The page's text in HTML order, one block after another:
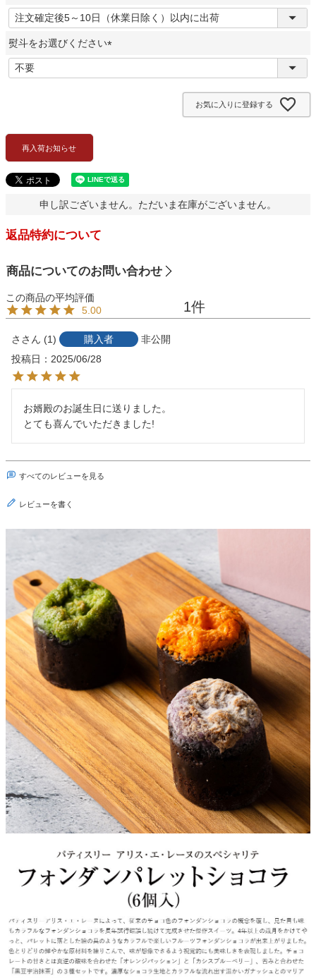
(
必
)
熨斗をお選びください
必
お気に入りに登録する
再入荷お知らせ
申し訳ございません。ただいま在庫がございません。
返品特約について
商品についてのお問い合わせ
5.00 1
さ 1 購入者
非公開
投稿日
2025/06/28
お婿殿のお誕生日に送りました。
すべてのレビューを見る
レビューを書く